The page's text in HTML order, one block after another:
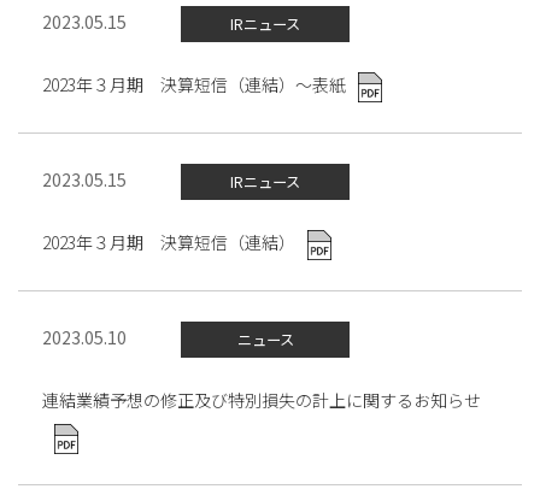
2023.05.15 IRニュース
2023年３月期 決算短信（連結）～表紙
2023.05.15 IRニュース
2023年３月期 決算短信（連結）
2023.05.10 ニュース
連結業績予想の修正及び特別損失の計上に関するお知らせ